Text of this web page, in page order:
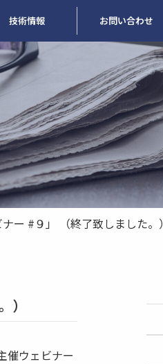
技術情報 お問い合わせ
ー #９」 （終了致しました。）
）
催ウェビナー